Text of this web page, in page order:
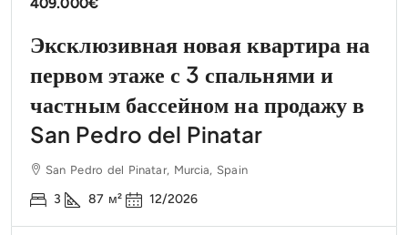
Эксклюзивная новая квартира на
первом этаже с 3 спальнями и
частным бассейном на продажу в
San Pedro del Pinatar
San Pedro del Pinatar, Murcia, Spain
3 87 м² 12/2026